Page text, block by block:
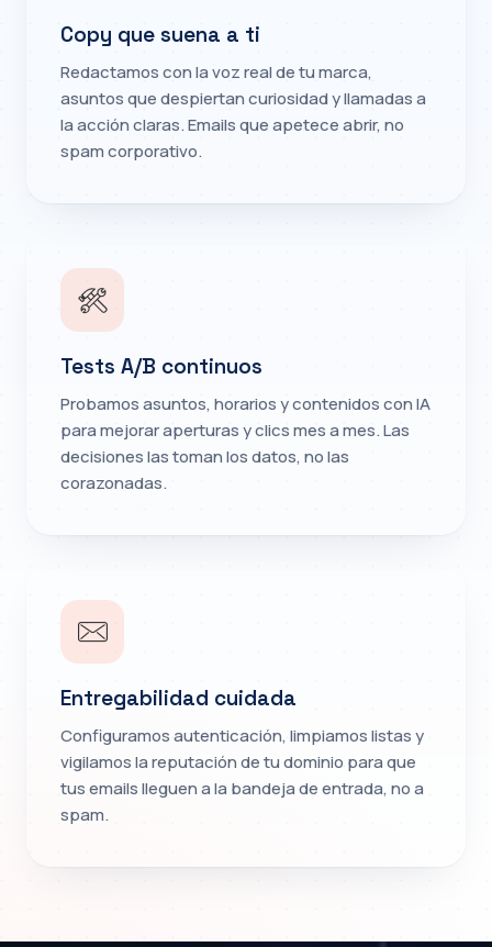
Copy que suena a ti
Redactamos con la voz real de tu marca,
asuntos que despiertan curiosidad y llamadas a
la acción claras. Emails que apetece abrir, no
spam corporativo.
Tests A/B continuos
Probamos asuntos, horarios y contenidos con IA
para mejorar aperturas y clics mes a mes. Las
decisiones las toman los datos, no las
corazonadas.
Entregabilidad cuidada
Configuramos autenticación, limpiamos listas y
vigilamos la reputación de tu dominio para que
tus emails lleguen a la bandeja de entrada, no a
spam.